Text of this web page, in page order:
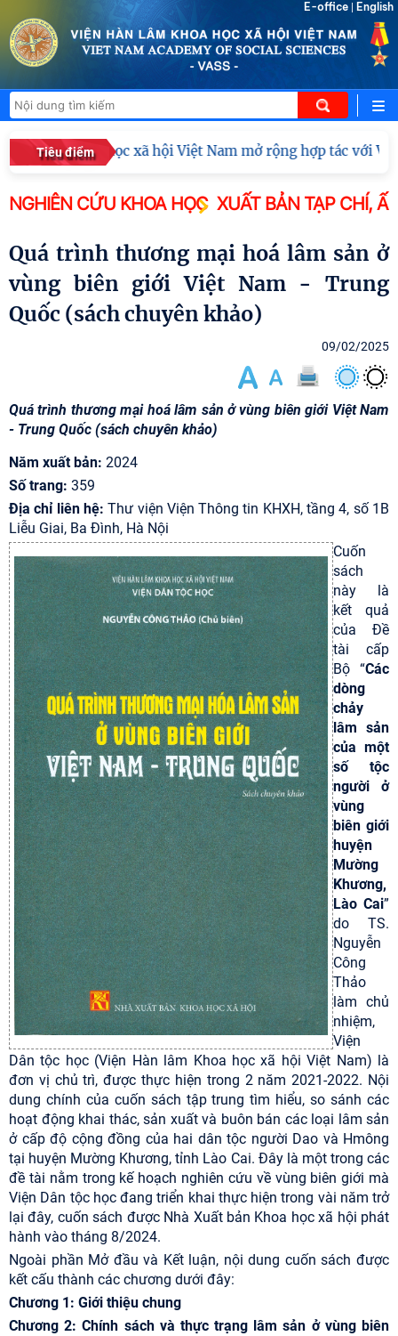
E-office English
Tiêu điểm
lâm Khoa học xã hội Việt Nam mở rộng hợp tác với
NGHIÊN CỨU KHOA HỌC XUẤT BẢN TẠP CHÍ,
Quá trình thương mại hoá lâm sản ở
vùng biên giới Việt Nam - Trung
Quốc (sách chuyên khảo)
09/02/2025
Quá trình thương mại hoá lâm sản ở vùng biên giới Việt Nam
- Trung Quốc (sách chuyên khảo)
Năm xuất bản: 2024
Số trang: 359
Địa chỉ liên hệ: Thư viện Viện Thông tin KHXH, tầng 4, số 1B
Liễu Giai, Ba Đình, Hà Nội
Cuốn
sách
này là
kết quả
của Đề
tài cấp
Bộ “Các
dòng
chảy
lâm sản
của một
số tộc
người ở
vùng
biên giới
huyện
Mường
Khương,
Lào Cai”
do TS.
Nguyễn
Công
Thảo
làm chủ
nhiệm,
Viện
Dân tộc học (Viện Hàn lâm Khoa học xã hội Việt Nam) là
đơn vị chủ trì, được thực hiện trong 2 năm 2021-2022. Nội
dung chính của cuốn sách tập trung tìm hiểu, so sánh các
hoạt động khai thác, sản xuất và buôn bán các loại lâm sản
ở cấp độ cộng đồng của hai dân tộc người Dao và Hmông
tại huyện Mường Khương, tỉnh Lào Cai. Đây là một trong các
đề tài nằm trong kế hoạch nghiên cứu về vùng biên giới mà
Viện Dân tộc học đang triển khai thực hiện trong vài năm trở
lại đây, cuốn sách được Nhà Xuất bản Khoa học xã hội phát
hành vào tháng 8/2024.
Ngoài phần Mở đầu và Kết luận, nội dung cuốn sách được
kết cấu thành các chương dưới đây:
Chương 1: Giới thiệu chung
Chương 2: Chính sách và thực trạng lâm sản ở vùng biên